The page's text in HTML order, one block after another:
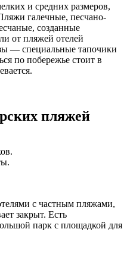
и средних размеров,
галечные, песчано-
созданные
от пляжей отелей
— специальные тапочики
по побережье стоит в
пляжей
с частным пляжами,
закрыт. Есть
парк с площадкой для